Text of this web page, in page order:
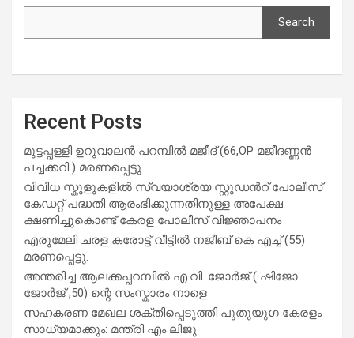
Search
Recent Posts
മുട്ടപ്പള്ളി ഉറുവാലൻ പറമ്പിൽ മജീദ് (66,OP മജീദണ്ണൻ
പച്ചക്കറി ) മരണപ്പെട്ടു..
വിവിധ സ്കൂളുകളില്‍ സ്വയാശ്രയ സ്റ്റുഡന്‍റ് പോലീസ്
കേഡറ്റ് പദ്ധതി ആരംഭിക്കുന്നതിനുള്ള അപേക്ഷ
ക്ഷണിച്ചുകൊണ്ട് കേരള പോലീസ് വിജ്ഞാപനം
എരുമേലി ചരള കരോട്ട് വീട്ടിൽ നജീബ് കെ എച്ച് (55)
മരണപ്പെട്ടു.
അന്തരിച്ച ആ​ല​ക്ക​പ്പ​റമ്പിൽ​ എ.​വി. ജോ​ർ​ജ് ( ഷിജോ
ജോർജ് ,50) ന്റെ സംസ്കാരം നാളെ
സഹകരണ മേഖല ശക്തിപ്പെടുത്തി പുതുയുഗ കേരളം
സാധ്യമാക്കും: മന്ത്രി എം ലിജു